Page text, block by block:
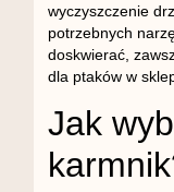
wyczyszczenie
potrzebnych
doskwierać,
dla ptaków w
Jak